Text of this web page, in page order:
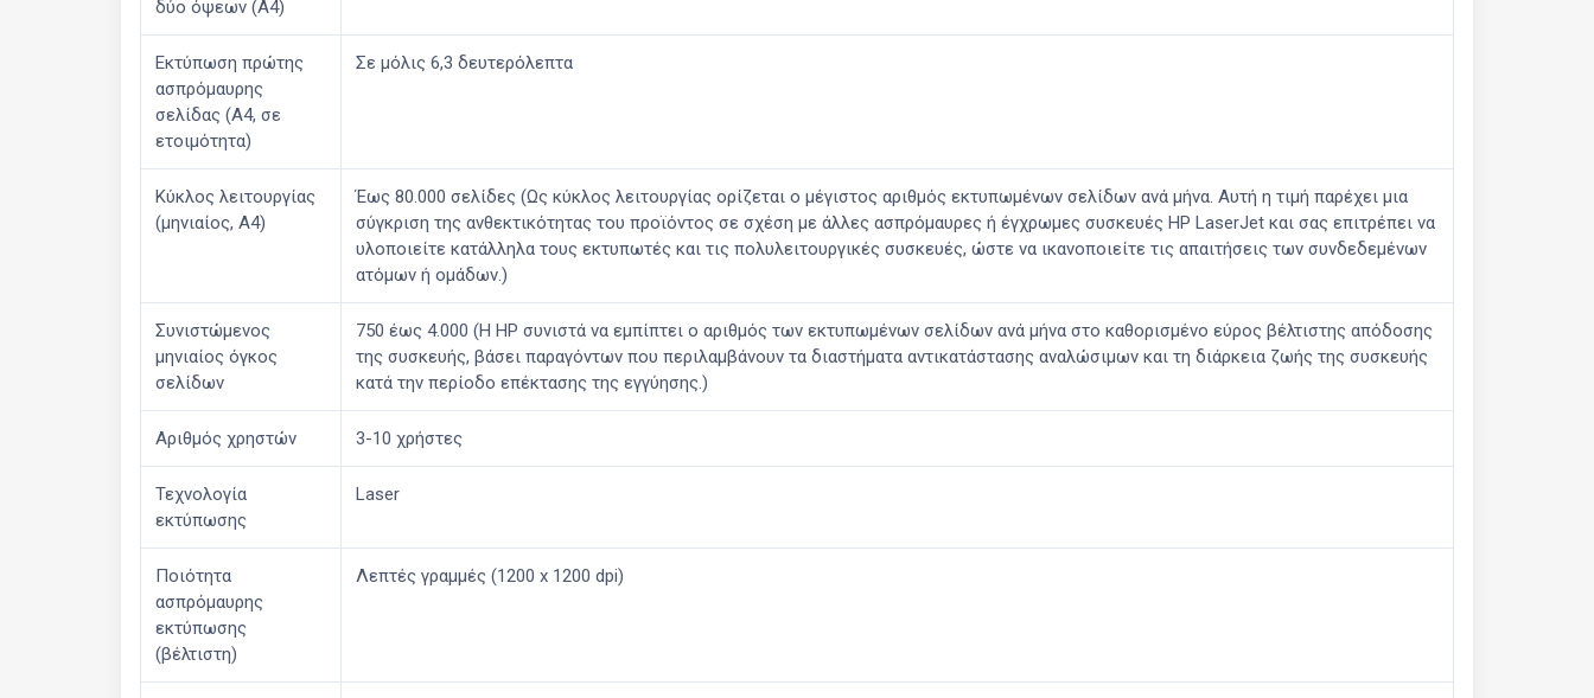
δύο όψεων (A4)
Εκτύπωση πρώτης
ασπρόμαυρης
σελίδας (A4, σε
ετοιμότητα)
Σε μόλις 6,3 δευτερόλεπτα
Κύκλος λειτουργίας
(μηνιαίος, Α4)
Έως 80.000 σελίδες (Ως κύκλος λειτουργίας ορίζεται ο μέγιστος αριθμός εκτυπωμένων σελίδων ανά μήνα. Αυτή η τιμή παρέχει μια
σύγκριση της ανθεκτικότητας του προϊόντος σε σχέση με άλλες ασπρόμαυρες ή έγχρωμες συσκευές HP LaserJet και σας επιτρέπει να
υλοποιείτε κατάλληλα τους εκτυπωτές και τις πολυλειτουργικές συσκευές, ώστε να ικανοποιείτε τις απαιτήσεις των συνδεδεμένων
ατόμων ή ομάδων.)
Συνιστώμενος
μηνιαίος όγκος
σελίδων
750 έως 4.000 (Η HP συνιστά να εμπίπτει ο αριθμός των εκτυπωμένων σελίδων ανά μήνα στο καθορισμένο εύρος βέλτιστης απόδοσης
της συσκευής, βάσει παραγόντων που περιλαμβάνουν τα διαστήματα αντικατάστασης αναλώσιμων και τη διάρκεια ζωής της συσκευής
κατά την περίοδο επέκτασης της εγγύησης.)
Αριθμός χρηστών 3-10 χρήστες
Τεχνολογία
εκτύπωσης
Laser
Ποιότητα
ασπρόμαυρης
εκτύπωσης
(βέλτιστη)
Λεπτές γραμμές (1200 x 1200 dpi)